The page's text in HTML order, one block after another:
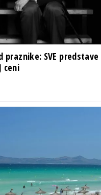
praznike: SVE
ceni